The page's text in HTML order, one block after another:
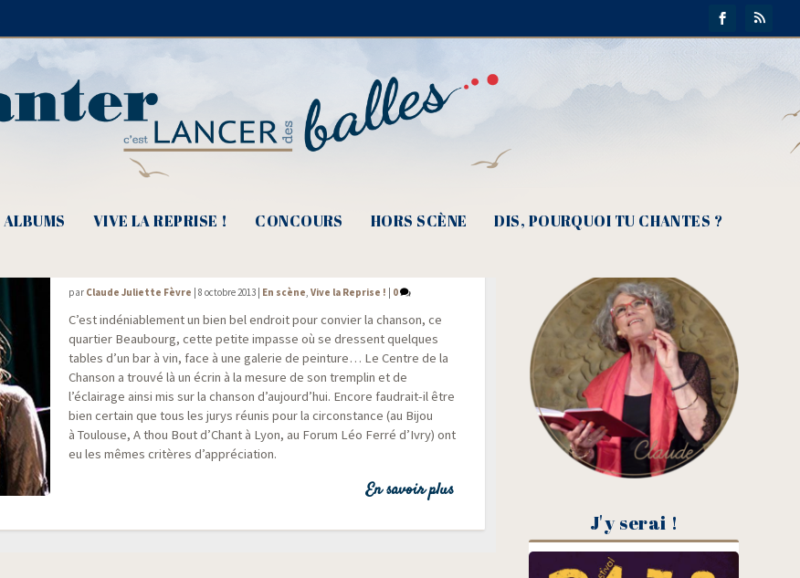
ALBUMS VIVE LA REPRISE ! CONCOURS HORS SCÈNE DIS, POURQUOI TU CHANTES ?
par Claude Juliette Fèvre |8 octobre 2013 En scène,Vive la Reprise ! 0
C’est indé­nia­ble­ment un bien bel endroit pour convier la chan­son, ce
quar­tier Beau­bourg, cette petite impasse où se dressent quelques
tables d’un bar à vin, face à une gale­rie de pein­ture… Le Centre de la
Chan­son a trou­vé là un écrin à la mesure de son trem­plin et de
l’éclairage ain­si mis sur la chan­son d’aujourd’hui. Encore fau­drait-il être
bien cer­tain que tous les jurys réunis pour la cir­cons­tance (au Bijou
à Tou­louse, A thou Bout d’Chant à Lyon, au Forum Léo Fer­ré d’Ivry) ont
eu les mêmes cri­tères d’appréciation.
En savoir plus
J'y serai !